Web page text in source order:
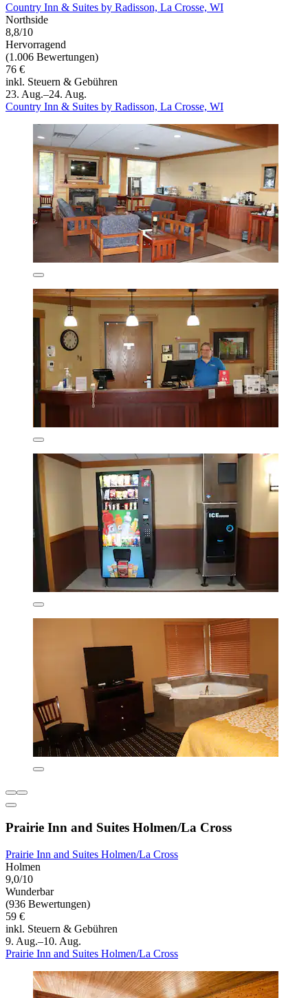
Country Inn & Suites by Radisson, La Crosse, WI
Northside
8,8/10
Hervorragend
(1.006 Bewertungen)
76 €
inkl. Steuern & Gebühren
23. Aug.–24. Aug.
Country Inn & Suites by Radisson, La Crosse, WI
Prairie Inn and Suites Holmen/La Cross
Prairie Inn and Suites Holmen/La Cross
Holmen
9,0/10
Wunderbar
(936 Bewertungen)
59 €
inkl. Steuern & Gebühren
9. Aug.–10. Aug.
Prairie Inn and Suites Holmen/La Cross